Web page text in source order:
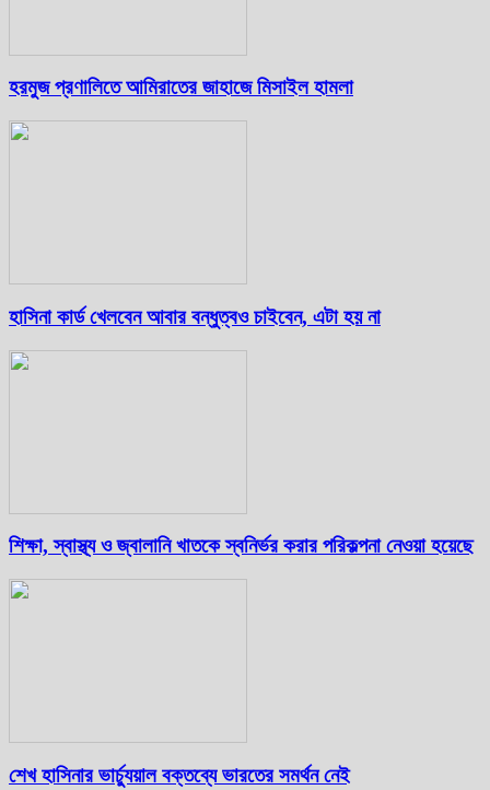
হরমুজ প্রণালিতে আমিরাতের জাহাজে মিসাইল হামলা
হাসিনা কার্ড খেলবেন আবার বন্ধুত্বও চাইবেন, এটা হয় না
শিক্ষা, স্বাস্থ্য ও জ্বালানি খাতকে স্বনির্ভর করার পরিকল্পনা নেওয়া হয়েছে
শেখ হাসিনার ভার্চ্যুয়াল বক্তব্যে ভারতের সমর্থন নেই